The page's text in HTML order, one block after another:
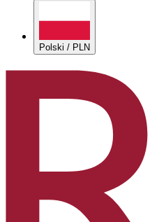
Polski / PLN